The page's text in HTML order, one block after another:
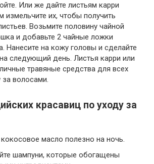
Или же дайте листьям карри
измельчите их, чтобы получить
Возьмите половину чайной
и добавьте 2 чайные ложки
Нанесите на кожу головы и сделайте
следующий день. Листья карри или
травяные средства для всех
волосами.
красавиц по уходу за
масло полезно на ночь.
шампуни, которые обогащены